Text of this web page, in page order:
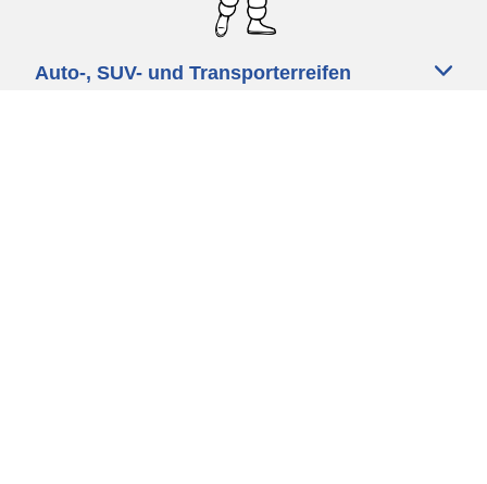
Auto-, SUV- und Transporterreifen